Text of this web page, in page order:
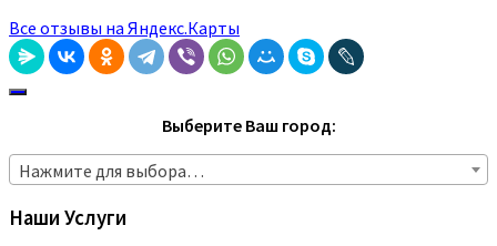
Все отзывы на Яндекс.Карты
Выберите Ваш город:
Нажмите для выбора…
Наши Услуги